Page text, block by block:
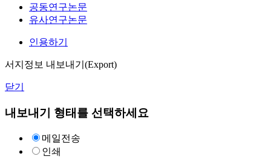
공동연구논문
유사연구논문
인용하기
서지정보 내보내기(Export)
닫기
내보내기 형태를 선택하세요
메일전송
인쇄